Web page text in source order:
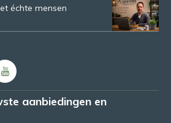
échte mensen
aanbiedingen en